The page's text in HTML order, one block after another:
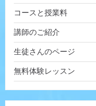
コースと授業料
講師のご紹介
生徒さんのページ
無料体験レッスン